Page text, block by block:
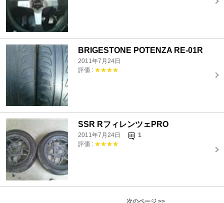
BRIGESTONE POTENZA RE-01R
2011年7月24日
評価 : ★★★★
SSR RフィレンツェPRO
2011年7月24日
1
評価 : ★★★★
次のページ >>